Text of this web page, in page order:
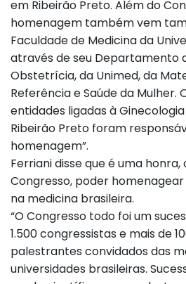
em Ribeirão Preto. Além do
homenagem também vem
Faculdade de Medicina da
através de seu Departamento
Obstetrícia, da Unimed, da
Referência e Saúde da Mulher.
entidades ligadas à
Ribeirão Preto foram
homenagem”.
Ferriani disse que é uma
Congresso, poder
na medicina brasileira.
“O Congresso todo foi um
1.500 congressistas e mais de
palestrantes convidados das
universidades brasileiras.